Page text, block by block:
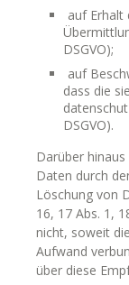
auf Erhalt
DSGVO);
auf
dass die
DSGVO).
Darüber
Daten durch
Löschung von
16, 17 Abs. 1,
nicht, soweit
Aufwand
über diese